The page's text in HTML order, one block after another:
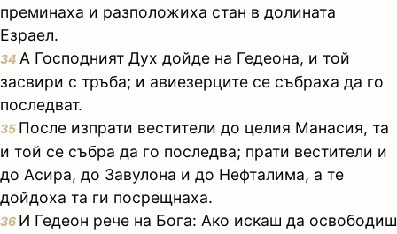
преминаха и разположиха стан в долината
Езраел.
34 А Господният Дух дойде на Гедеона, и той
засвири с тръба; и авиезерците се събраха да го
последват.
35 После изпрати вестители до целия Манасия, та
и той се събра да го последва; прати вестители и
до Асира, до Завулона и до Нефталима, а те
дойдоха та ги посрещнаха.
36 И Гедеон рече на Бога: Ако искаш да освободиш